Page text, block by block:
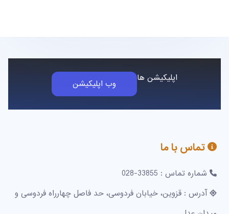
اپلیکیشن ها وب اپلیکیشن
تماس با ما
شماره تماس : 33855-028
آدرس : قزوین، خیابان فردوسی، حد فاصل چهارراه فردوسی و